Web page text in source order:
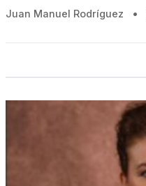
Juan Manuel Rodríguez •